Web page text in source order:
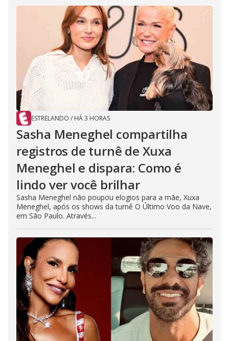
ESTRELANDO / HÁ 3 HORAS
Sasha Meneghel compartilha
registros de turnê de Xuxa
Meneghel e dispara: Como é
lindo ver você brilhar
Sasha Meneghel não poupou elogios para a mãe, Xuxa
Meneghel, após os shows da turnê O Último Voo da Nave,
em São Paulo. Através...